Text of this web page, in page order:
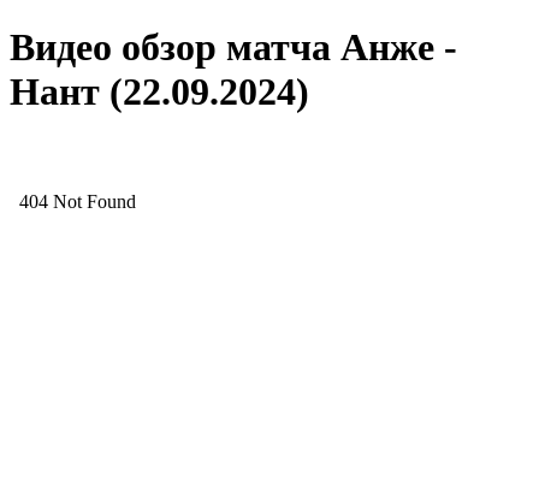
Видео обзор матча Анже -
Нант (22.09.2024)